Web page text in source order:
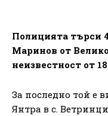
Полицията търси
Маринов от
неизвестност от
За последно той е
Янтра в с.